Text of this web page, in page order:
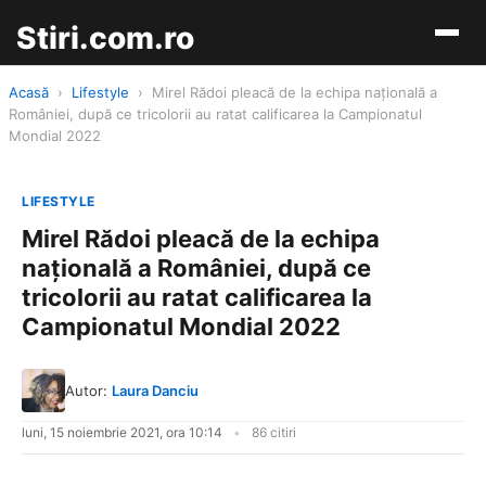
Stiri.com.ro
Acasă › Lifestyle ›
Mirel Rădoi pleacă de la echipa națională a
României, după ce tricolorii au ratat calificarea la Campionatul
Mondial 2022
LIFESTYLE
Mirel Rădoi pleacă de la echipa
națională a României, după ce
tricolorii au ratat calificarea la
Campionatul Mondial 2022
Autor: Laura Danciu
luni, 15 noiembrie 2021, ora 10:14 86 citiri